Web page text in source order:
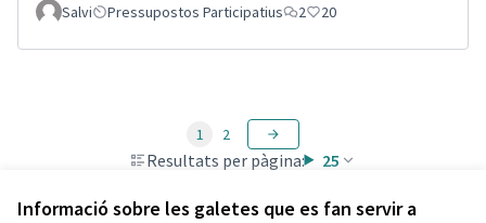
Informació sobre les galetes que es fan servir a
Salvi Pressupostos Participatius 2 20
Resultats per pàgina: 25
1 2